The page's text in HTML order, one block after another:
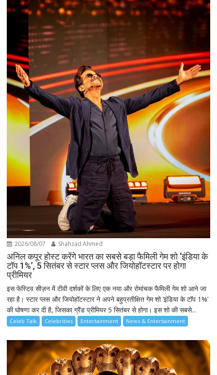
2026/08/07 Shahzad Ahmed
अनिल कपूर होस्ट करेंगे भारत का सबसे बड़ा फैमिली गेम शो ‘इंडिया के
टॉप 1%’, 5 सितंबर से स्टार प्लस और जियोहॉटस्टार पर होगा
प्रीमियर
इस फेस्टिव सीज़न में टीवी दर्शकों के लिए एक नया और रोमांचक फैमिली गेम शो आने जा
रहा है। स्टार प्लस और जियोहॉटस्टार ने अपने बहुप्रतीक्षित गेम शो ‘इंडिया के टॉप 1%’
की घोषणा कर दी है, जिसका ग्रैंड प्रीमियर 5 सितंबर से होगा। इस शो की सबसे...
Celeb Talk Celebrities Entertainment News & Entertainment